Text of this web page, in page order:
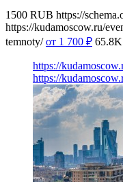
1500 RUB https://
https://kudamoscow.ru/
temnoty/ от 1 700 ₽ 65.8K
https://
https://